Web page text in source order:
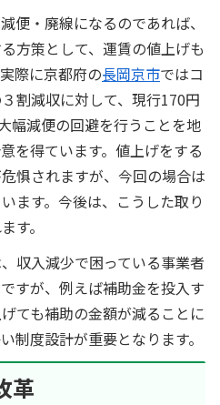
便・廃線になるのであれば、
方策として、運賃の値上げも
際に京都府の長岡京市ではコ
割減収に対して、現行170円
幅減便の回避を行うことを地
を得ています。値上げをする
惧されますが、今回の場合は
ます。今後は、こうした取り
す。
収入減少で困っている事業者
すが、例えば補助金を投入す
ても補助の金額が減ることに
制度設計が重要となります。
革